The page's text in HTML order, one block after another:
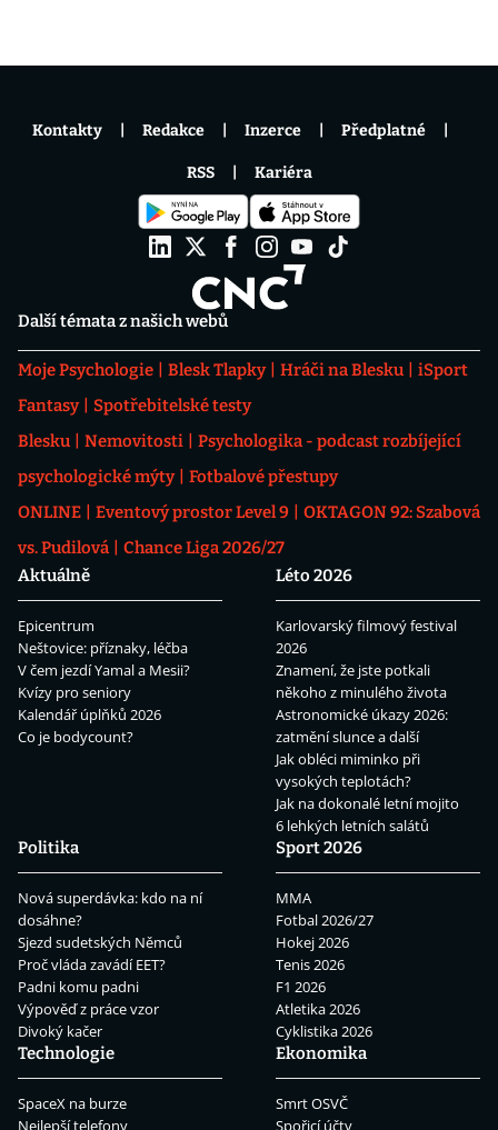
Další témata z našich webů
Moje Psychologie Blesk Tlapky Hráči na Blesku
iSport
Fantasy
Spotřebitelské testy
Blesku
Nemovitosti
Psychologika - podcast rozbíjející
psychologické mýty
Fotbalové přestupy
ONLINE
Eventový prostor Level 9
OKTAGON 92: Szabová
vs. Pudilová
Chance Liga 2026/27
Aktuálně
Epicentrum
Neštovice: příznaky, léčba
V čem jezdí Yamal a Mesii?
Kvízy pro seniory
Kalendář úplňků 2026
Co je bodycount?
Léto 2026
Karlovarský filmový festival
2026
Znamení, že jste potkali
někoho z minulého života
Astronomické úkazy 2026:
zatmění slunce a další
Jak obléci miminko při
vysokých teplotách?
Jak na dokonalé letní mojito
6 lehkých letních salátů
Politika
Nová superdávka: kdo na ní
dosáhne?
Sjezd sudetských Němců
Proč vláda zavádí EET?
Padni komu padni
Výpověď z práce vzor
Divoký kačer
Sport 2026
MMA
Fotbal 2026/27
Hokej 2026
Tenis 2026
F1 2026
Atletika 2026
Cyklistika 2026
Technologie
SpaceX na burze
Nejlepší telefony
Ekonomika
Smrt OSVČ
Spořicí účty
Kontakty Redakce Inzerce Předplatné
RSS Kariéra